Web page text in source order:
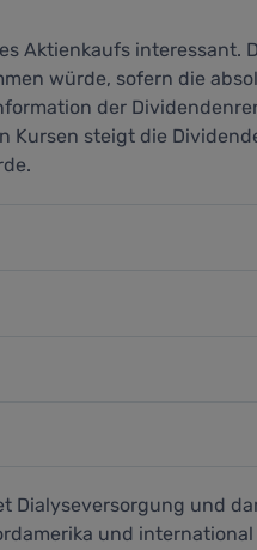
Aktienkaufs interessant.
würde, sofern die
der
Kursen steigt die
Dialyseversorgung und
und international